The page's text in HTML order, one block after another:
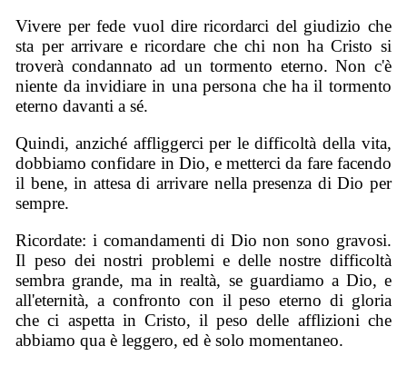
Vivere per fede vuol dire ricordarci del giudizio che
sta per arrivare e ricordare che chi non ha Cristo si
troverà condannato ad un tormento eterno. Non c'è
niente da invidiare in una persona che ha il tormento
eterno davanti a sé.
Quindi, anziché affliggerci per le difficoltà della vita,
dobbiamo confidare in Dio, e metterci da fare facendo
il bene, in attesa di arrivare nella presenza di Dio per
sempre.
Ricordate: i comandamenti di Dio non sono gravosi.
Il peso dei nostri problemi e delle nostre difficoltà
sembra grande, ma in realtà, se guardiamo a Dio, e
all'eternità, a confronto con il peso eterno di gloria
che ci aspetta in Cristo, il peso delle afflizioni che
abbiamo qua è leggero, ed è solo momentaneo.